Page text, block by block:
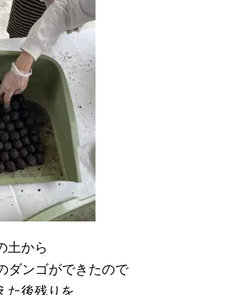
土から
ダンゴができたので
た後残りを